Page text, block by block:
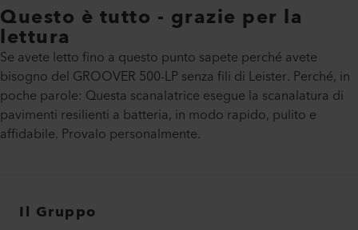
Questo è tutto - grazie per la
lettura
Se avete letto fino a questo punto sapete perché avete
bisogno del GROOVER 500-LP senza fili di Leister. Perché, in
poche parole: Questa scanalatrice esegue la scanalatura di
pavimenti resilienti a batteria, in modo rapido, pulito e
affidabile. Provalo personalmente.
Il Gruppo